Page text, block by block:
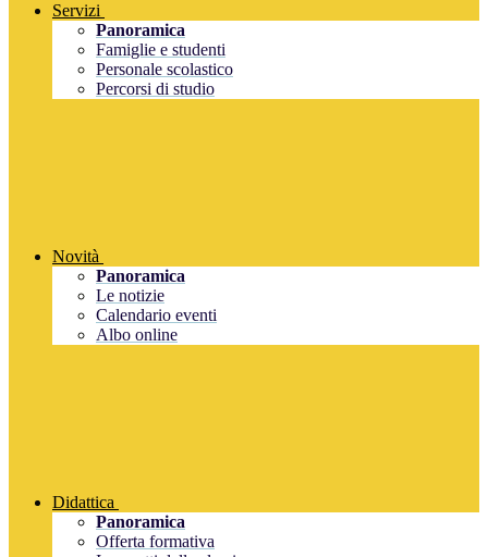
Servizi
Panoramica
Famiglie e studenti
Personale scolastico
Percorsi di studio
Novità
Panoramica
Le notizie
Calendario eventi
Albo online
Didattica
Panoramica
Offerta formativa